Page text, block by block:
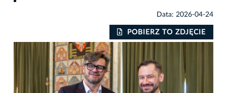
Data: 2026-04-24
POBIERZ TO ZDJĘCIE